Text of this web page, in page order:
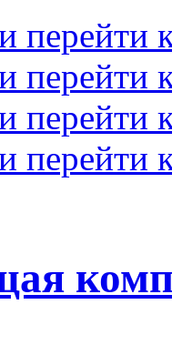
перейти
перейти
перейти
перейти